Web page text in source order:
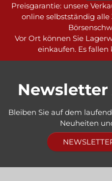
Preisgarantie: unsere
online selbstständig
Vor Ort können Sie
einkaufen. Es fallen
Newsletter
Bleiben Sie auf dem
Neuheiten